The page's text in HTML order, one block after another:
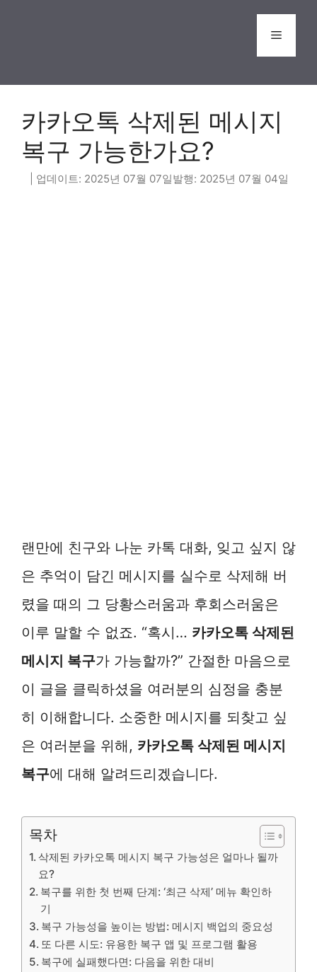
Menu
카카오톡 삭제된 메시지
복구 가능한가요?
2025년 07월 07일 2025년 07월 04일
랜만에 친구와 나눈 카톡 대화, 잊고 싶지 않
은 추억이 담긴 메시지를 실수로 삭제해 버
렸을 때의 그 당황스러움과 후회스러움은
이루 말할 수 없죠. “혹시… 카카오톡 삭제된
메시지 복구가 가능할까?” 간절한 마음으로
이 글을 클릭하셨을 여러분의 심정을 충분
히 이해합니다. 소중한 메시지를 되찾고 싶
은 여러분을 위해, 카카오톡 삭제된 메시지
복구에 대해 알려드리겠습니다.
목차
삭제된 카카오톡 메시지 복구 가능성은 얼마나 될까
요?
복구를 위한 첫 번째 단계: ‘최근 삭제’ 메뉴 확인하
기
복구 가능성을 높이는 방법: 메시지 백업의 중요성
또 다른 시도: 유용한 복구 앱 및 프로그램 활용
복구에 실패했다면: 다음을 위한 대비